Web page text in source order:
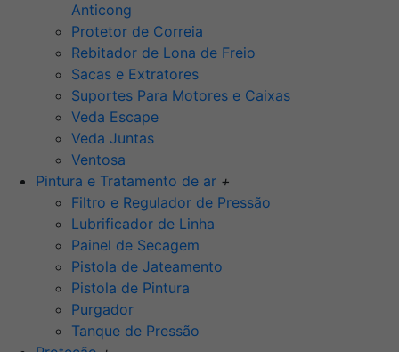
Anticong
Protetor de Correia
Rebitador de Lona de Freio
Sacas e Extratores
Suportes Para Motores e Caixas
Veda Escape
Veda Juntas
Ventosa
Pintura e Tratamento de ar +
Filtro e Regulador de Pressão
Lubrificador de Linha
Painel de Secagem
Pistola de Jateamento
Pistola de Pintura
Purgador
Tanque de Pressão